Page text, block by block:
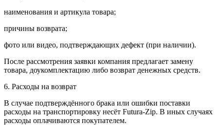
наименования и артикула товара;
причины возврата;
фото или видео, подтверждающих дефект (при наличии).
После рассмотрения заявки компания предлагает замену
товара, доукомплектацию либо возврат денежных средств.
6. Расходы на возврат
В случае подтверждённого брака или ошибки поставки
расходы на транспортировку несёт Futura-Zip. В иных случаях
расходы оплачиваются покупателем.